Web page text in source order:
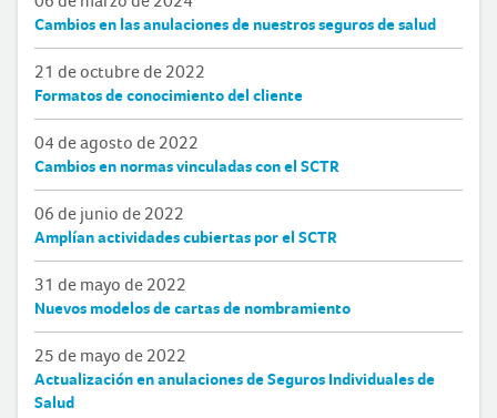
Cambios en las anulaciones de nuestros seguros de salud
21 de octubre de 2022
Formatos de conocimiento del cliente
04 de agosto de 2022
Cambios en normas vinculadas con el SCTR
06 de junio de 2022
Amplían actividades cubiertas por el SCTR
31 de mayo de 2022
Nuevos modelos de cartas de nombramiento
25 de mayo de 2022
Actualización en anulaciones de Seguros Individuales de
Salud